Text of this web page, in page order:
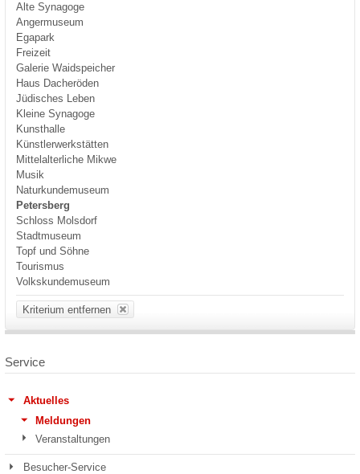
Alte Synagoge
Angermuseum
Egapark
Freizeit
Galerie Waidspeicher
Haus Dacheröden
Jüdisches Leben
Kleine Synagoge
Kunsthalle
Künstlerwerkstätten
Mittelalterliche Mikwe
Musik
Naturkundemuseum
Petersberg
Schloss Molsdorf
Stadtmuseum
Topf und Söhne
Tourismus
Volkskundemuseum
Kriterium entfernen
Service
Aktuelles
Meldungen
Veranstaltungen
Besucher-Service